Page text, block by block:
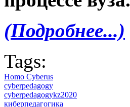
(Подробнее...)
Tags:
Homo Cyberus
cyberpedagogy
cyberpedagogykz2020
киберпедагогика